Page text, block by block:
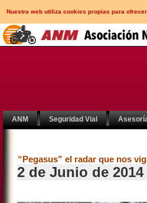
Nuestra web utiliza cookies propias para
ANM Seguridad Vial
“Pegasus” el radar que nos
2 de Junio de 2014